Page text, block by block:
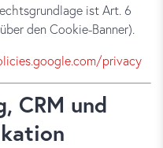
ist Art. 6
den Cookie-Banner).
privacy
CRM und